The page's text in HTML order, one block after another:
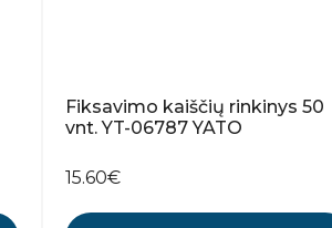
Fiksavimo kaiščių rinkinys 50
vnt. YT-06787 YATO
15.60€